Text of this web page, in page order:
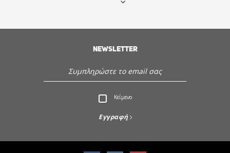
Εξυπηρέτηση - Υποστήριξη πελατών
NEWSLETTER
Κείμενο
Εγγραφή